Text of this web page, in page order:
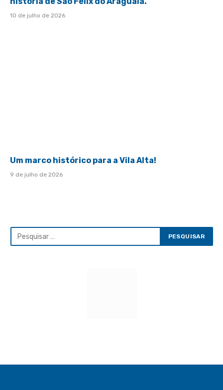
10 de julho de 2026
Um marco histórico para a Vila Alta!
9 de julho de 2026